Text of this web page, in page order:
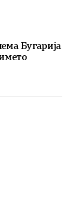
Бугарија